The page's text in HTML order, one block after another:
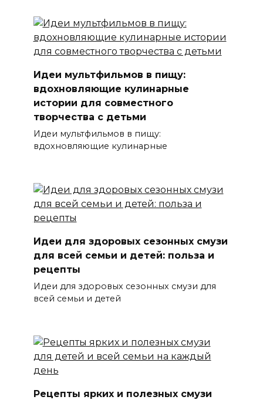
Идеи мультфильмов в пищу:
вдохновляющие кулинарные
истории для совместного
творчества с детьми
Идеи мультфильмов в пищу:
вдохновляющие кулинарные
Идеи для здоровых сезонных смузи
для всей семьи и детей: польза и
рецепты
Идеи для здоровых сезонных смузи для
всей семьи и детей
Рецепты ярких и полезных смузи